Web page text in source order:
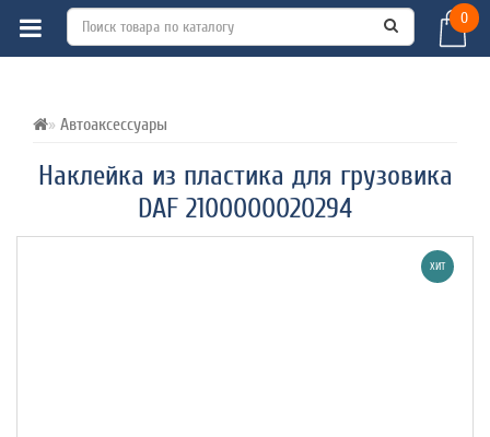
0
Автоаксессуары
Наклейка из пластика для грузовика
DAF 2100000020294
ВСЕ О ТОВАРЕ ХАРАКТЕРИСТИКИ
ХИТ